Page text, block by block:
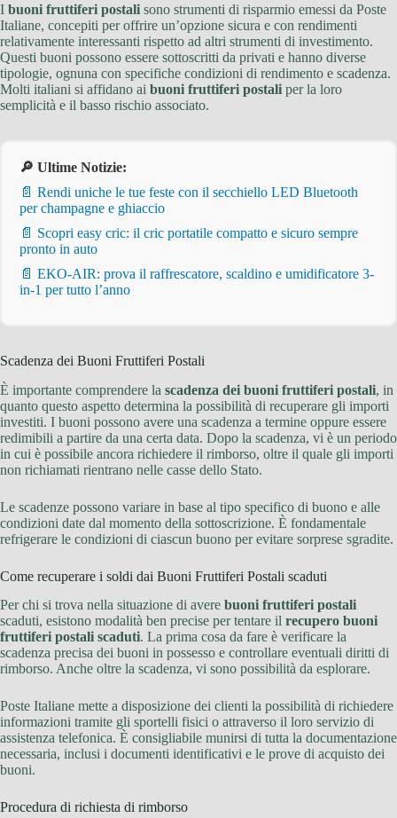
I buoni fruttiferi postali sono strumenti di risparmio emessi da Poste
Italiane, concepiti per offrire un’opzione sicura e con rendimenti
relativamente interessanti rispetto ad altri strumenti di investimento.
Questi buoni possono essere sottoscritti da privati e hanno diverse
tipologie, ognuna con specifiche condizioni di rendimento e scadenza.
Molti italiani si affidano ai buoni fruttiferi postali per la loro
semplicità e il basso rischio associato.
🔎 Ultime Notizie:
📄 Rendi uniche le tue feste con il secchiello LED Bluetooth
per champagne e ghiaccio
📄 Scopri easy cric: il cric portatile compatto e sicuro sempre
pronto in auto
📄 EKO-AIR: prova il raffrescatore, scaldino e umidificatore 3-
in-1 per tutto l’anno
Scadenza dei Buoni Fruttiferi Postali
È importante comprendere la scadenza dei buoni fruttiferi postali, in
quanto questo aspetto determina la possibilità di recuperare gli importi
investiti. I buoni possono avere una scadenza a termine oppure essere
redimibili a partire da una certa data. Dopo la scadenza, vi è un periodo
in cui è possibile ancora richiedere il rimborso, oltre il quale gli importi
non richiamati rientrano nelle casse dello Stato.
Le scadenze possono variare in base al tipo specifico di buono e alle
condizioni date dal momento della sottoscrizione. È fondamentale
refrigerare le condizioni di ciascun buono per evitare sorprese sgradite.
Come recuperare i soldi dai Buoni Fruttiferi Postali scaduti
Per chi si trova nella situazione di avere buoni fruttiferi postali
scaduti, esistono modalità ben precise per tentare il recupero buoni
fruttiferi postali scaduti. La prima cosa da fare è verificare la
scadenza precisa dei buoni in possesso e controllare eventuali diritti di
rimborso. Anche oltre la scadenza, vi sono possibilità da esplorare.
Poste Italiane mette a disposizione dei clienti la possibilità di richiedere
informazioni tramite gli sportelli fisici o attraverso il loro servizio di
assistenza telefonica. È consigliabile munirsi di tutta la documentazione
necessaria, inclusi i documenti identificativi e le prove di acquisto dei
buoni.
Procedura di richiesta di rimborso